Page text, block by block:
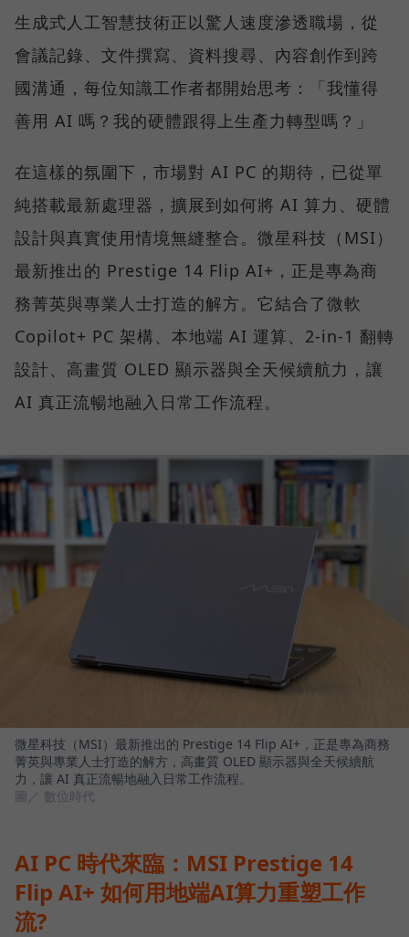
生成式人工智慧技術正以驚人速度滲透職場，從
會議記錄、文件撰寫、資料搜尋、內容創作到跨
國溝通，每位知識工作者都開始思考：「我懂得
善用 AI 嗎？我的硬體跟得上生產力轉型嗎？」
在這樣的氛圍下，市場對 AI PC 的期待，已從單
純搭載最新處理器，擴展到如何將 AI 算力、硬體
設計與真實使用情境無縫整合。微星科技（MSI）
最新推出的 Prestige 14 Flip AI+，正是專為商
務菁英與專業人士打造的解方。它結合了微軟
Copilot+ PC 架構、本地端 AI 運算、2-in-1 翻轉
設計、高畫質 OLED 顯示器與全天候續航力，讓
AI 真正流暢地融入日常工作流程。
微星科技（MSI）最新推出的 Prestige 14 Flip AI+，正是專為商務
菁英與專業人士打造的解方，高畫質 OLED 顯示器與全天候續航
力，讓 AI 真正流暢地融入日常工作流程。
圖／ 數位時代
AI PC 時代來臨：MSI Prestige 14
Flip AI+ 如何用地端AI算力重塑工作
流?